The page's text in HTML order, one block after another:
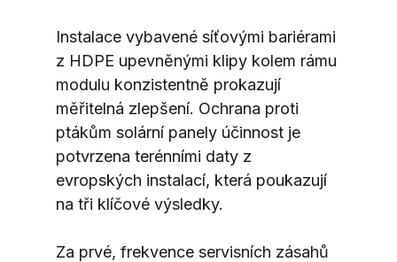
Instalace vybavené síťovými bariérami
z HDPE upevněnými klipy kolem rámu
modulu konzistentně prokazují
měřitelná zlepšení. Ochrana proti
ptákům solární panely účinnost je
potvrzena terénními daty z
evropských instalací, která poukazují
na tři klíčové výsledky.
Za prvé, frekvence servisních zásahů